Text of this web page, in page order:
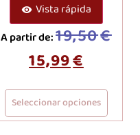
Vista rápida
A partir de:19,50€
15,99€
Seleccionar opciones